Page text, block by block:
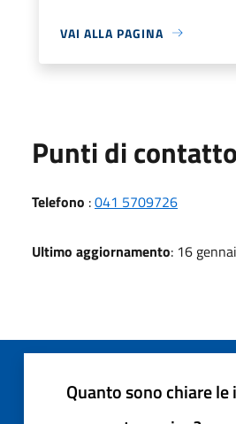
VAI ALLA PAGINA
Punti di contatto
Telefono :041 5709726
Ultimo aggiornamento: 16
Quanto sono chiare